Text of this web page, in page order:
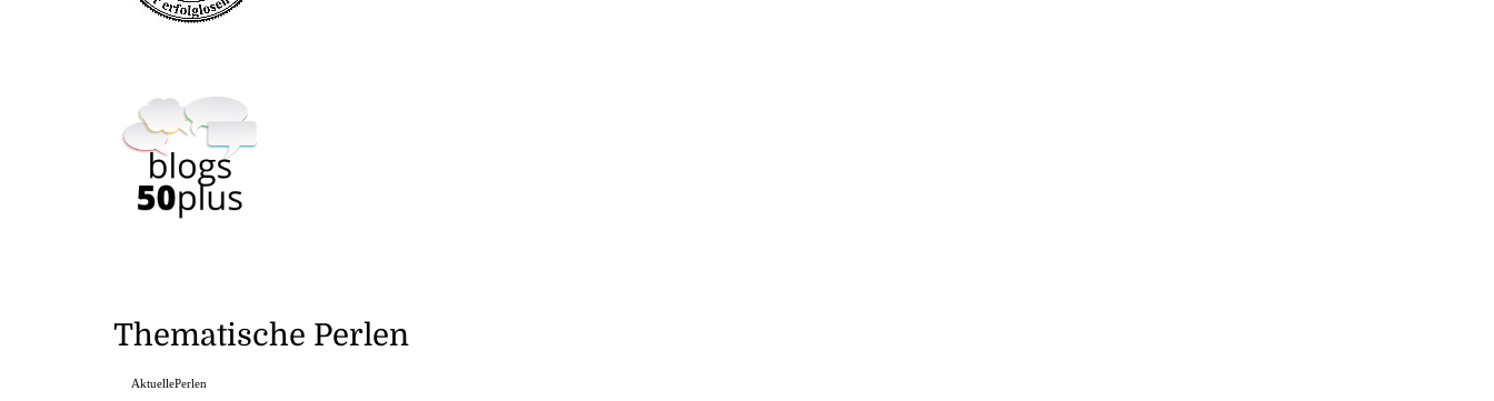
Thematische Perlen
AktuellePerlen